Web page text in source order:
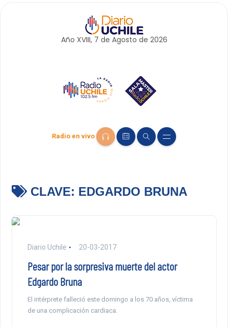
Año XVIII, 7 de Agosto de 2026
Radio en vivo
CLAVE: EDGARDO BRUNA
Diario Uchile 20-03-2017
Pesar por la sorpresiva muerte del actor
Edgardo Bruna
El intérprete falleció este domingo a los 70 años, víctima
de una complicación cardiaca.